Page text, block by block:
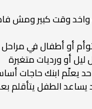
وقت كبير ومش
أو أطفال في
ليل أو ورديات متغيرة
يعلّم ابنك حاجات
يساعد الطفل يتأقلم